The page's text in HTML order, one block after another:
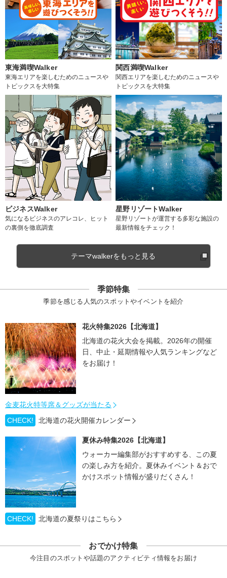
東海満喫Walker
東海エリアを楽しむためのニュースや
トピックスを大特集
関西満喫Walker
関西エリアを楽しむためのニュースや
トピックスを大特集
ビジネスWalker
気になるビジネスのアレコレ、ヒット
の裏側を徹底調査
星野リゾートWalker
星野リゾートが運営する多彩な施設の
最新情報をチェック！
テーマwalkerをもっと見る
季節特集
季節を感じる人気のスポットやイベントを紹介
花火特集2026【北海道】
北海道の花火大会を掲載。2026年の開催
日、中止・延期情報や人気ランキングなど
をお届け！
金麦花火特等席＆グッズが当たる
CHECK!
北海道の花火開催カレンダー
夏休み特集2026【北海道】
ウォーカー編集部がおすすめする、この夏
の楽しみ方を紹介。夏休みイベント＆おで
かけスポット情報が盛りだくさん！
CHECK! 北海道の夏祭りはこちら
おでかけ特集
今注目のスポットや話題のアクティビティ情報をお届け